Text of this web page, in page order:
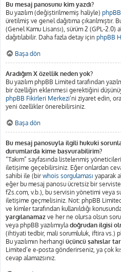
Bu mesaj panosunu kim yazdı?
Bu yazılım (değiştirilmemiş haliyle)
üretilmiş ve genel dağıtıma çıkarılmıştır.
(Genel Kamu Lisansı), sürüm 2 (GPL-2.0)
dağıtılabilir. Daha fazla detay için phpBB
Başa dön
Aradığım X özellik neden yok?
Bu yazılım phpBB Limited tarafından
bir özelliğin eklenmesi gerektiğini
phpBB Fikirleri Merkezi’ni ziyaret edin,
yeni özellikler önerebilirsiniz.
Başa dön
Bu mesaj panosuyla ilgili hukuki
durumlarda kime başvurabilirim?
“Takım” sayfasında listelenmiş
iletişime geçebilirsiniz. Eğer onlardan
sahibi ile (birwhois sorgulaması yaparak
eğer bu mesaj panosu ücretsiz bir serviste
f2s.com, v.b.), bu servisin yönetimi veya
iletişime geçmelisiniz. Not: phpBB
ve kimler tarafından kullanıldığı
yargılanamaz ve her ne olursa olsun
veya phpBB yazılımıyla doğrudan ilgisi
(ihtiyati tedbir, mali sorumluluk, iftira vs.)
Bu yazılımın herhangi üçüncü şahıslar
Limited’e e-posta gönderirseniz, ya çok
cevap alamazsınız.